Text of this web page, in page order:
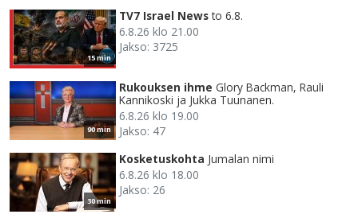
15 min
TV7 Israel News to 6.8.
6.8.26 klo 21.00
Jakso: 3725
90 min
Rukouksen ihme Glory Backman, Rauli
Kannikoski ja Jukka Tuunanen.
6.8.26 klo 19.00
Jakso: 47
30 min
Kosketuskohta Jumalan nimi
6.8.26 klo 18.00
Jakso: 26